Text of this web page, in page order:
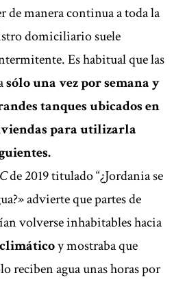
de manera continua a toda la
domiciliario suele
Es habitual que las
sólo una vez por semana y
tanques ubicados en
para utilizarla
de 2019titulado “¿Jordania se
advierte que partes de
volverse inhabitables hacia
y mostraba que
reciben agua unas horas por